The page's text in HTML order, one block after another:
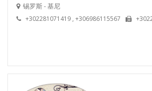
锡罗斯 - 基尼
+302281071419 , +306986115567